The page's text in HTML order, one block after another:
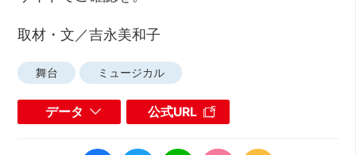
取材・文／吉永美和子
舞台 ミュージカル
データ 公式URL